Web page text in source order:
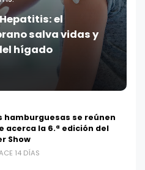
el
salva vidas y
hígado
hamburguesas se reúnen
acerca la 6.ª edición del
Show
14 DÍAS